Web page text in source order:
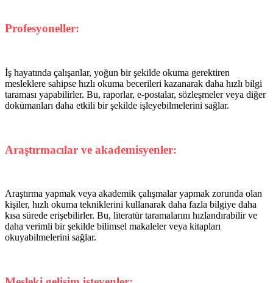
Profesyoneller:
İş hayatında çalışanlar, yoğun bir şekilde okuma gerektiren
mesleklere sahipse hızlı okuma becerileri kazanarak daha hızlı bilgi
taraması yapabilirler. Bu, raporlar, e-postalar, sözleşmeler veya diğer
dokümanları daha etkili bir şekilde işleyebilmelerini sağlar.
Araştırmacılar ve akademisyenler:
Araştırma yapmak veya akademik çalışmalar yapmak zorunda olan
kişiler, hızlı okuma tekniklerini kullanarak daha fazla bilgiye daha
kısa sürede erişebilirler. Bu, literatür taramalarını hızlandırabilir ve
daha verimli bir şekilde bilimsel makaleler veya kitapları
okuyabilmelerini sağlar.